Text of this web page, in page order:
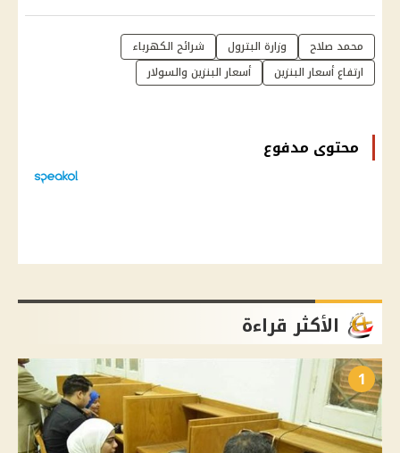
محمد صلاح وزارة البترول
شرائح الكهرباء
ارتفاع أسعار البنزين
أسعار البنزين والسولار
محتوى مدفوع
الأكثر قراءة
1